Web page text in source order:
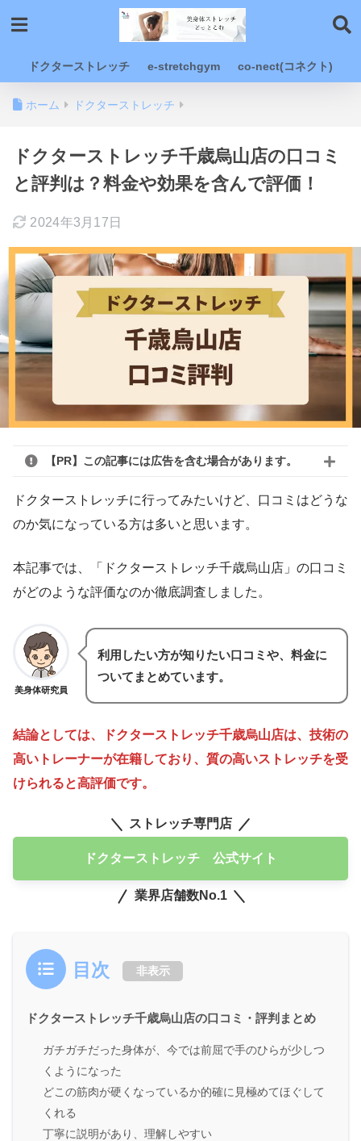
ドクターストレッチ e-stretchgym co-nect(コネクト)
ホーム ドクターストレッチ
ドクターストレッチ千歳烏山店の口コミ
と評判は？料金や効果を含んで評価！
2024年3月17日
【PR】この記事には広告を含む場合があります。
ドクターストレッチに行ってみたいけど、口コミはどうな
のか気になっている方は多いと思います。
本記事では、「ドクターストレッチ千歳烏山店」の口コミ
がどのような評価なのか徹底調査しました。
美身体研究員
利用したい方が知りたい口コミや、料金に
ついてまとめています。
結論としては、ドクターストレッチ千歳烏山店は、技術の
高いトレーナーが在籍しており、質の高いストレッチを受
けられると高評価です。
ストレッチ専門店
ドクターストレッチ 公式サイト
業界店舗数No.1
目次 非表示
ドクターストレッチ千歳烏山店の口コミ・評判まとめ
ガチガチだった身体が、今では前屈で手のひらが少しつ
くようになった
どこの筋肉が硬くなっているか的確に見極めてほぐして
くれる
丁寧に説明があり、理解しやすい